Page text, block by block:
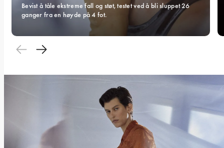
Bevist å tåle ekstreme fall og støt, testet ved å bli sluppet 26
ganger fra en høyde på 4 fot.